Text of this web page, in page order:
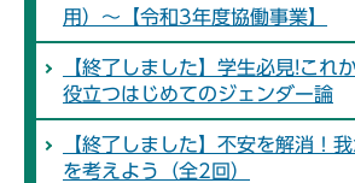
用）～【令和3年度協働事業】
【終了しました】学生必見!これ
役立つはじめてのジェンダー論
【終了しました】不安を解消！
を考えよう（全2回）